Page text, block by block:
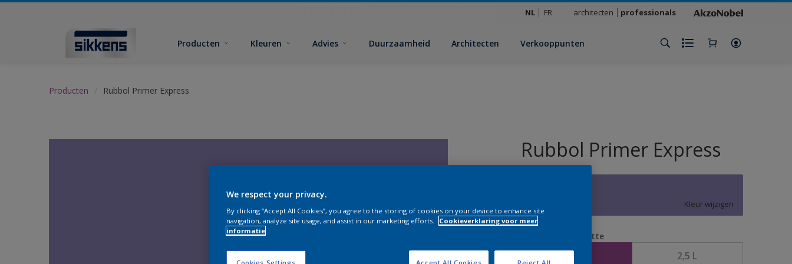
NL FR architecten professionals
Producten Kleuren Advies Duurzaamheid Architecten Verkooppunten
Producten Rubbol Primer Express
Rubbol Primer Express
Kleur wijzigen
Verpakkingsgrootte
1 L 2,5 L
We respect your privacy.
By clicking “Accept All Cookies”, you agree to the storing of cookies on your device to enhance site
navigation, analyze site usage, and assist in our marketing efforts.
Cookieverklaring voor meer
informatie